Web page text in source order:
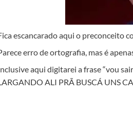
escancarado aqui o preconceito
erro de ortografia, mas é
aqui digitarei a frase “vou
ALI PRÃ BUSCÁ UNS